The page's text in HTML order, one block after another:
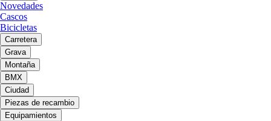
Novedades
Cascos
Bicicletas
Carretera
Grava
Montaña
BMX
Ciudad
Piezas de recambio
Equipamientos